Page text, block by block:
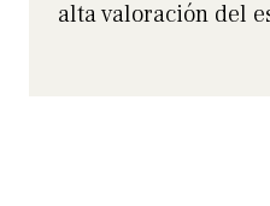
alta valoración del